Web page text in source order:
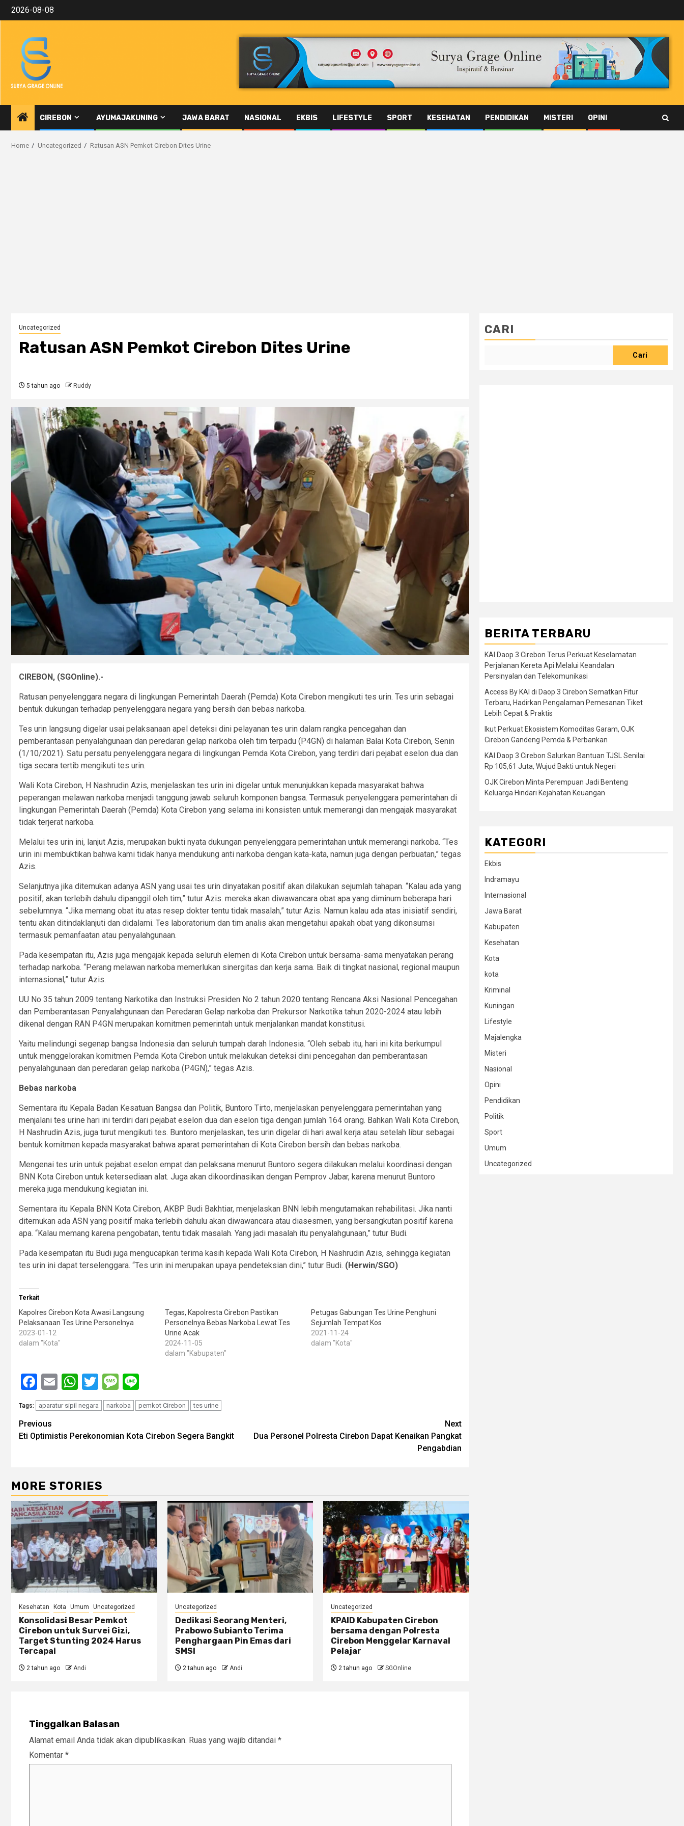
Skip2026-08-08
CIREBON AYUMAJAKUNING JAWA BARAT NASIONAL EKBIS LIFESTYLE SPORT KESEHATAN PENDIDIKAN MISTERI OPINI
Home Uncategorized Ratusan ASN Pemkot Cirebon Dites Urine
Uncategorized
Ratusan ASN Pemkot Cirebon Dites Urine
5 tahun ago Ruddy
CIREBON, (SGOnline).-
Ratusan penyelenggara negara di lingkungan Pemerintah Daerah (Pemda) Kota Cirebon mengikuti tes urin. Tes urin sebagai
bentuk dukungan terhadap penyelenggara negara yang bersih dan bebas narkoba.
Tes urin langsung digelar usai pelaksanaan apel deteksi dini pelayanan tes urin dalam rangka pencegahan dan
pemberantasan penyalahgunaan dan peredaran gelap narkoba oleh tim terpadu (P4GN) di halaman Balai Kota Cirebon, Senin
(1/10/2021). Satu persatu penyelenggara negara di lingkungan Pemda Kota Cirebon, yang terdiri dari pejabat eselon dua dan
tiga secara tertib mengikuti tes urin.
Wali Kota Cirebon, H Nashrudin Azis, menjelaskan tes urin ini digelar untuk menunjukkan kepada masyarakat bahwa
peperangan melawan narkoba menjadi tanggung jawab seluruh komponen bangsa. Termasuk penyelenggara pemerintahan di
lingkungan Pemerintah Daerah (Pemda) Kota Cirebon yang selama ini konsisten untuk memerangi dan mengajak masyarakat
tidak terjerat narkoba.
Melalui tes urin ini, lanjut Azis, merupakan bukti nyata dukungan penyelenggara pemerintahan untuk memerangi narkoba. “Tes
urin ini membuktikan bahwa kami tidak hanya mendukung anti narkoba dengan kata-kata, namun juga dengan perbuatan,” tegas
Azis.
Selanjutnya jika ditemukan adanya ASN yang usai tes urin dinyatakan positif akan dilakukan sejumlah tahapan. “Kalau ada yang
positif, akan terlebih dahulu dipanggil oleh tim,” tutur Azis. mereka akan diwawancara obat apa yang diminum beberapa hari
sebelumnya. “Jika memang obat itu atas resep dokter tentu tidak masalah,” tutur Azis. Namun kalau ada atas inisiatif sendiri,
tentu akan ditindaklanjuti dan didalami. Tes laboratorium dan tim analis akan mengetahui apakah obat yang dikonsumsi
termasuk pemanfaatan atau penyalahgunaan.
Pada kesempatan itu, Azis juga mengajak kepada seluruh elemen di Kota Cirebon untuk bersama-sama menyatakan perang
terhadap narkoba. “Perang melawan narkoba memerlukan sinergitas dan kerja sama. Baik di tingkat nasional, regional maupun
internasional,” tutur Azis.
UU No 35 tahun 2009 tentang Narkotika dan Instruksi Presiden No 2 tahun 2020 tentang Rencana Aksi Nasional Pencegahan
dan Pemberantasan Penyalahgunaan dan Peredaran Gelap narkoba dan Prekursor Narkotika tahun 2020-2024 atau lebih
dikenal dengan RAN P4GN merupakan komitmen pemerintah untuk menjalankan mandat konstitusi.
Yaitu melindungi segenap bangsa Indonesia dan seluruh tumpah darah Indonesia. “Oleh sebab itu, hari ini kita berkumpul
untuk menggelorakan komitmen Pemda Kota Cirebon untuk melakukan deteksi dini pencegahan dan pemberantasan
penyalahgunaan dan peredaran gelap narkoba (P4GN),” tegas Azis.
Bebas narkoba
Sementara itu Kepala Badan Kesatuan Bangsa dan Politik, Buntoro Tirto, menjelaskan penyelenggara pemerintahan yang
menjalani tes urine hari ini terdiri dari pejabat eselon dua dan eselon tiga dengan jumlah 164 orang. Bahkan Wali Kota Cirebon,
H Nashrudin Azis, juga turut mengikuti tes. Buntoro menjelaskan, tes urin digelar di hari awal kerja atau setelah libur sebagai
bentuk komitmen kepada masyarakat bahwa aparat pemerintahan di Kota Cirebon bersih dan bebas narkoba.
Mengenai tes urin untuk pejabat eselon empat dan pelaksana menurut Buntoro segera dilakukan melalui koordinasi dengan
BNN Kota Cirebon untuk ketersediaan alat. Juga akan dikoordinasikan dengan Pemprov Jabar, karena menurut Buntoro
mereka juga mendukung kegiatan ini.
Sementara itu Kepala BNN Kota Cirebon, AKBP Budi Bakhtiar, menjelaskan BNN lebih mengutamakan rehabilitasi. Jika nanti
ditemukan ada ASN yang positif maka terlebih dahulu akan diwawancara atau diasesmen, yang bersangkutan positif karena
apa. “Kalau memang karena pengobatan, tentu tidak masalah. Yang jadi masalah itu penyalahgunaan,” tutur Budi.
Pada kesempatan itu Budi juga mengucapkan terima kasih kepada Wali Kota Cirebon, H Nashrudin Azis, sehingga kegiatan
tes urin ini dapat terselenggara. “Tes urin ini merupakan upaya pendeteksian dini,” tutur Budi. (Herwin/SGO)
Terkait
Kapolres Cirebon Kota Awasi Langsung
Pelaksanaan Tes Urine Personelnya
2023-01-12
dalam "Kota"
Tegas, Kapolresta Cirebon Pastikan
Personelnya Bebas Narkoba Lewat Tes
Urine Acak
2024-11-05
dalam "Kabupaten"
Petugas Gabungan Tes Urine Penghuni
Sejumlah Tempat Kos
2021-11-24
dalam "Kota"
Facebook
EmailWhatsApp
TwitterMessage
Tags: aparatur sipil negara narkoba pemkot Cirebon tes urine
Post
navigation
Previous
Eti Optimistis Perekonomian Kota Cirebon Segera Bangkit
Next
Dua Personel Polresta Cirebon Dapat Kenaikan Pangkat
Pengabdian
MORE STORIES
Kesehatan Kota Umum Uncategorized
Konsolidasi Besar Pemkot
Cirebon untuk Survei Gizi,
Target Stunting 2024 Harus
Tercapai
2 tahun ago Andi
Uncategorized
Dedikasi Seorang Menteri,
Prabowo Subianto Terima
Penghargaan Pin Emas dari
SMSI
2 tahun ago Andi
Uncategorized
KPAID Kabupaten Cirebon
bersama dengan Polresta
Cirebon Menggelar Karnaval
Pelajar
2 tahun ago SGOnline
Tinggalkan Balasan
Alamat email Anda tidak akan dipublikasikan. Ruas yang wajib ditandai *
Komentar *
CARI
Cari
BERITA TERBARU
KAI Daop 3 Cirebon Terus Perkuat Keselamatan
Perjalanan Kereta Api Melalui Keandalan
Persinyalan dan Telekomunikasi
Access By KAI di Daop 3 Cirebon Sematkan Fitur
Terbaru, Hadirkan Pengalaman Pemesanan Tiket
Lebih Cepat & Praktis
Ikut Perkuat Ekosistem Komoditas Garam, OJK
Cirebon Gandeng Pemda & Perbankan
KAI Daop 3 Cirebon Salurkan Bantuan TJSL Senilai
Rp 105,61 Juta, Wujud Bakti untuk Negeri
OJK Cirebon Minta Perempuan Jadi Benteng
Keluarga Hindari Kejahatan Keuangan
KATEGORI
Ekbis
Indramayu
Internasional
Jawa Barat
Kabupaten
Kesehatan
Kota
kota
Kriminal
Kuningan
Lifestyle
Majalengka
Misteri
Nasional
Opini
Pendidikan
Politik
Sport
Umum
Uncategorized